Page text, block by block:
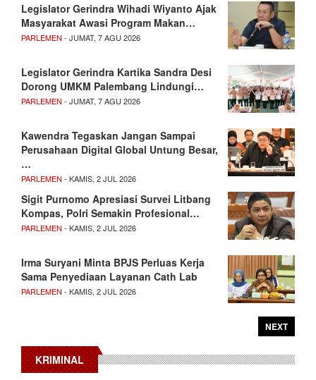
Legislator Gerindra Wihadi Wiyanto Ajak
Masyarakat Awasi Program Makan…
PARLEMEN - JUMAT, 7 AGU 2026
Legislator Gerindra Kartika Sandra Desi
Dorong UMKM Palembang Lindungi…
PARLEMEN - JUMAT, 7 AGU 2026
Kawendra Tegaskan Jangan Sampai
Perusahaan Digital Global Untung Besar,
…
PARLEMEN - KAMIS, 2 JUL 2026
Sigit Purnomo Apresiasi Survei Litbang
Kompas, Polri Semakin Profesional…
PARLEMEN - KAMIS, 2 JUL 2026
Irma Suryani Minta BPJS Perluas Kerja
Sama Penyediaan Layanan Cath Lab
PARLEMEN - KAMIS, 2 JUL 2026
NEXT
KRIMINAL